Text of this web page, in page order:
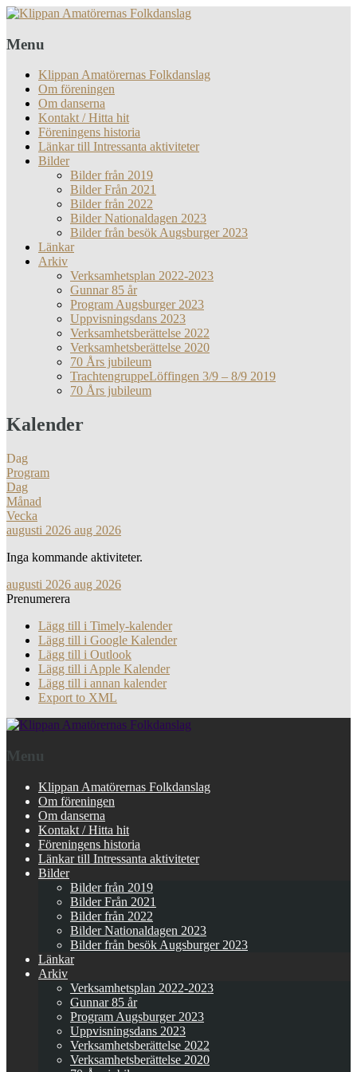
Menu
Klippan Amatörernas Folkdanslag
Om föreningen
Om danserna
Kontakt / Hitta hit
Föreningens historia
Länkar till Intressanta aktiviteter
Bilder
Bilder från 2019
Bilder Från 2021
Bilder från 2022
Bilder Nationaldagen 2023
Bilder från besök Augsburger 2023
Länkar
Arkiv
Verksamhetsplan 2022-2023
Gunnar 85 år
Program Augsburger 2023
Uppvisningsdans 2023
Verksamhetsberättelse 2022
Verksamhetsberättelse 2020
70 Års jubileum
TrachtengruppeLöffingen 3/9 – 8/9 2019
70 Års jubileum
Kalender
Dag
Program
Dag
Månad
Vecka
augusti 2026 aug 2026
Inga kommande aktiviteter.
augusti 2026 aug 2026
Prenumerera
Lägg till i Timely-kalender
Lägg till i Google Kalender
Lägg till i Outlook
Lägg till i Apple Kalender
Lägg till i annan kalender
Export to XML
Menu
Klippan Amatörernas Folkdanslag
Om föreningen
Om danserna
Kontakt / Hitta hit
Föreningens historia
Länkar till Intressanta aktiviteter
Bilder
Bilder från 2019
Bilder Från 2021
Bilder från 2022
Bilder Nationaldagen 2023
Bilder från besök Augsburger 2023
Länkar
Arkiv
Verksamhetsplan 2022-2023
Gunnar 85 år
Program Augsburger 2023
Uppvisningsdans 2023
Verksamhetsberättelse 2022
Verksamhetsberättelse 2020